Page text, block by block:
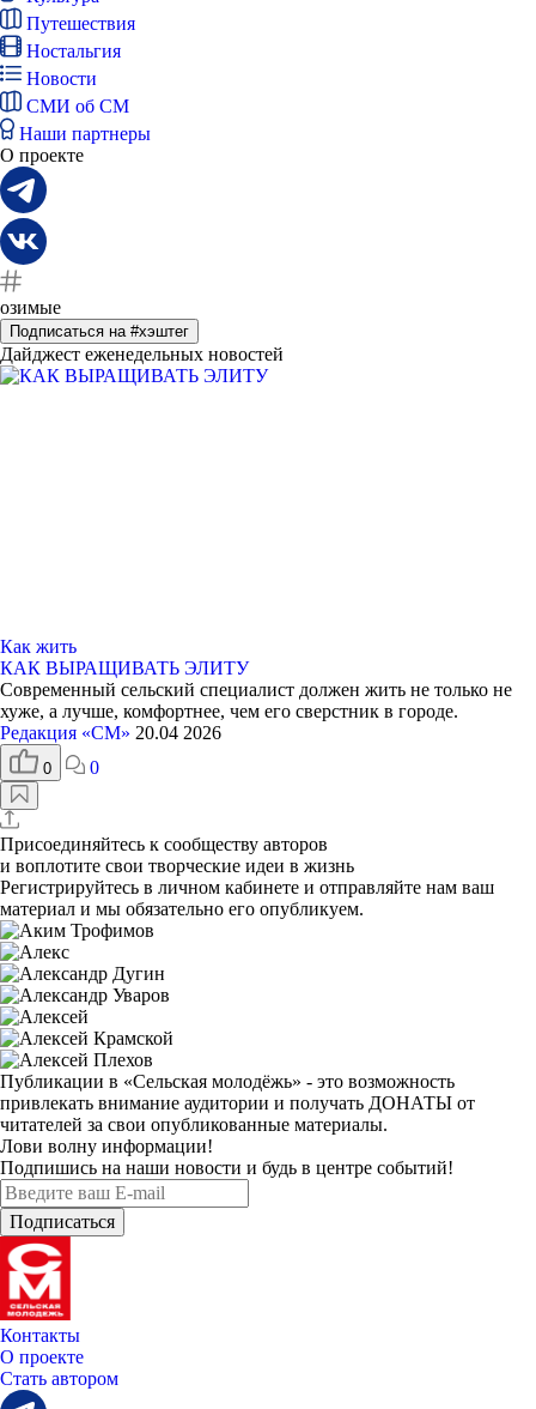
Путешествия
Ностальгия
Новости
СМИ об СМ
Наши партнеры
О проекте
озимые
Подписаться на #хэштег
Дайджест еженедельных новостей
Как жить
КАК ВЫРАЩИВАТЬ ЭЛИТУ
Современный сельский специалист должен жить не только не
хуже, а лучше, комфортнее, чем его сверстник в городе.
Редакция «СМ» 20.04 2026
0 0
Присоединяйтесь к сообществу авторов
и воплотите свои творческие идеи в жизнь
Регистрируйтесь в личном кабинете и отправляйте нам ваш
материал и мы обязательно его опубликуем.
Публикации в «Сельская молодёжь» - это возможность
привлекать внимание аудитории и получать ДОНАТЫ от
читателей за свои опубликованные материалы.
Лови волну информации!
Подпишись на наши новости и будь в центре событий!
Контакты
О проекте
Стать автором